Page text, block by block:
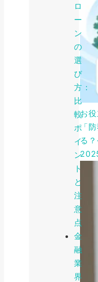
ロ
ー
ン
の
選
び
方：
比
較
ポ
イ
ン
ト
と
注
意
点
金
融
業
界
お
「
る